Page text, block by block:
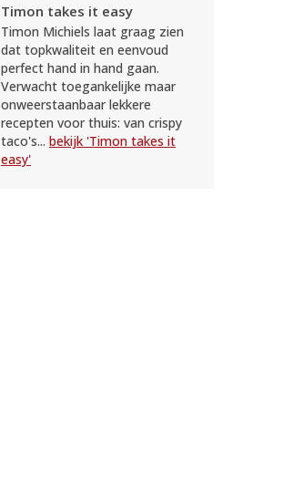
Timon takes it easy
Timon Michiels laat graag zien
dat topkwaliteit en eenvoud
perfect hand in hand gaan.
Verwacht toegankelijke maar
onweerstaanbaar lekkere
recepten voor thuis: van crispy
taco's... bekijk 'Timon takes it
easy'